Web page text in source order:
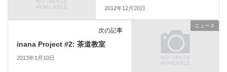
2012年12月20日
ニュース
次の記事
inana Project #2: 茶道教室
2013年1月10日